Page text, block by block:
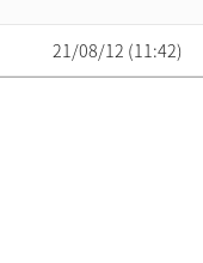
21/08/12 (11:42)